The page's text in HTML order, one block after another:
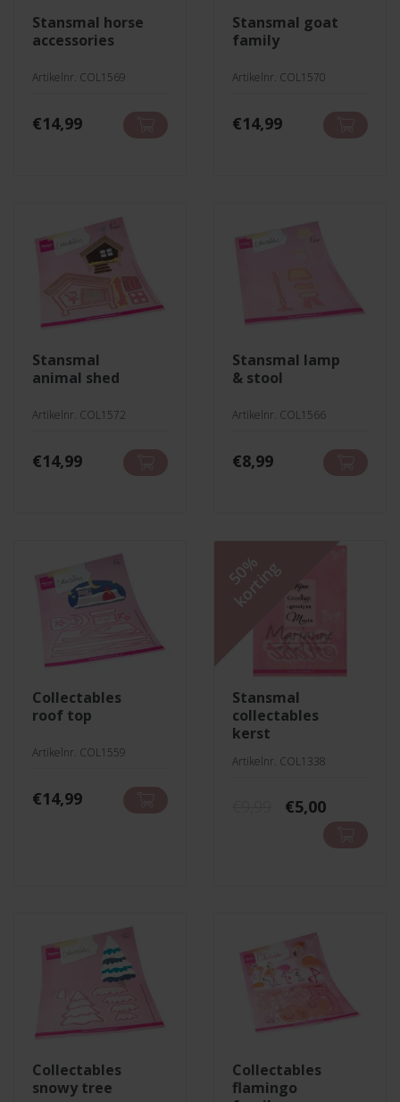
stansmal horse
accessories
Artikelnr. COL1569
€14,99
stansmal goat
family
Artikelnr. COL1570
€14,99
stansmal
animal shed
Artikelnr. COL1572
€14,99
stansmal lamp
& stool
Artikelnr. COL1566
€8,99
collectables
roof top
Artikelnr. COL1559
€14,99
50%
korting
stansmal
collectables
kerst
Artikelnr. COL1338
€5,00Huidige
prijs
is:
collectables
snowy tree
collectables
flamingo